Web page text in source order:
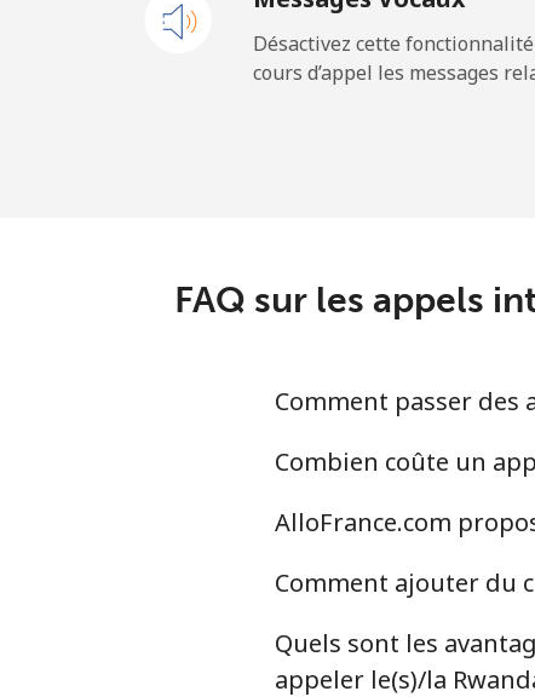
Désactivez cette
cours d’appel les messages
FAQ sur les appels
Comment passer des
Combien coûte un
AlloFrance.com
Comment ajouter du
Quels sont les
appeler le(s)/la